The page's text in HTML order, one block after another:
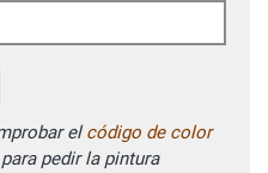
elcódigo de color
pedir la pintura